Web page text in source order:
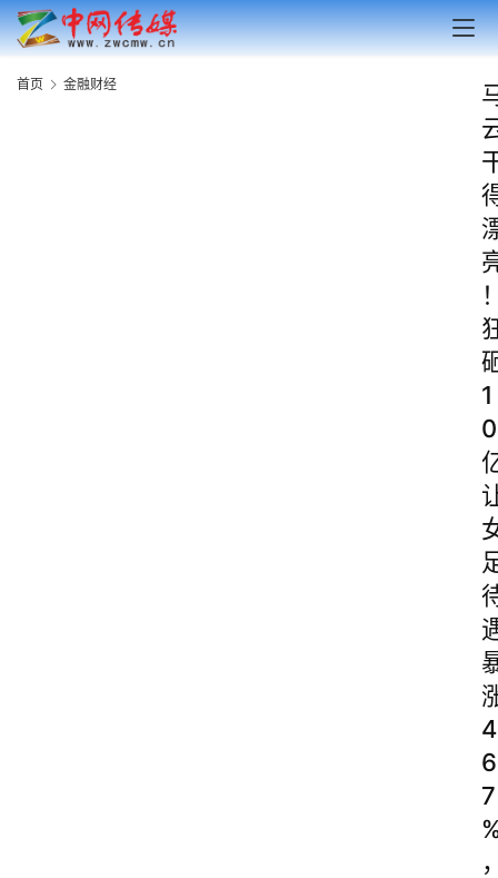
首页 金融财经
1
0
4
6
7